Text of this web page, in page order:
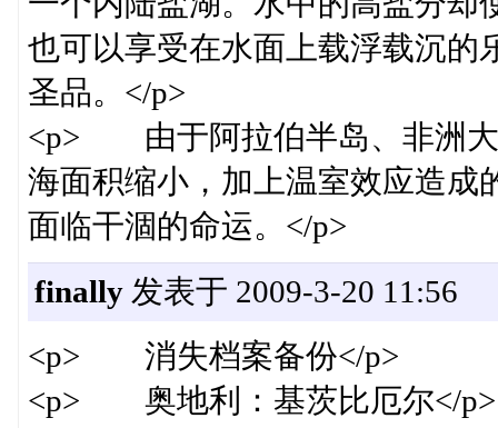
也可以享受在水面上载浮载沉的
圣品。</p>
<p> 由于阿拉伯半岛、非洲大
海面积缩小，加上温室效应造成
面临干涸的命运。</p>
finally发表于 2009-3-20 11:56
<p> 消失档案备份</p>
<p> 奥地利：基茨比厄尔</p>